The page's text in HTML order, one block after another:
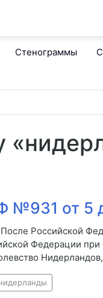
Стенограммы
№931 от 5
Российской
Федерации